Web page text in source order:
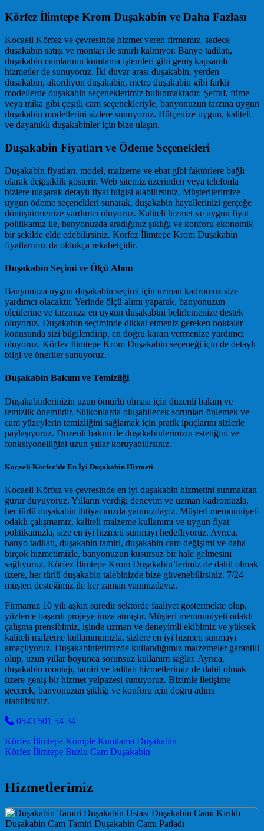
Körfez İlimtepe Krom Duşakabin ve Daha Fazlası
Kocaeli Körfez ve çevresinde hizmet veren firmamız, sadece
duşakabin satışı ve montajı ile sınırlı kalmıyor. Banyo tadilatı,
duşakabin camlarının kumlama işlemleri gibi geniş kapsamlı
hizmetler de sunuyoruz. İki duvar arası duşakabin, yerden
duşakabin, akordiyon duşakabin, metro duşakabin gibi farklı
modellerde duşakabin seçeneklerimiz bulunmaktadır. Şeffaf, füme
veya mika gibi çeşitli cam seçenekleriyle, banyonuzun tarzına uygun
duşakabin modellerini sizlere sunuyoruz. Bütçenize uygun, kaliteli
ve dayanıklı duşakabinler için bize ulaşın.
Duşakabin Fiyatları ve Ödeme Seçenekleri
Duşakabin fiyatları, model, malzeme ve ebat gibi faktörlere bağlı
olarak değişiklik gösterir. Web sitemiz üzerinden veya telefonla
bizlere ulaşarak detaylı fiyat bilgisi alabilirsiniz. Müşterilerimize
uygun ödeme seçenekleri sunarak, duşakabin hayallerinizi gerçeğe
dönüştürmenize yardımcı oluyoruz. Kaliteli hizmet ve uygun fiyat
politikamız ile, banyonuzda aradığınız şıklığı ve konforu ekonomik
bir şekilde elde edebilirsiniz. Körfez İlimtepe Krom Duşakabin
fiyatlarımız da oldukça rekabetçidir.
Duşakabin Seçimi ve Ölçü Alımı
Banyonuza uygun duşakabin seçimi için uzman kadromuz size
yardımcı olacaktır. Yerinde ölçü alımı yaparak, banyonuzun
ölçülerine ve tarzınıza en uygun duşakabini belirlemenize destek
oluyoruz. Duşakabin seçiminde dikkat etmeniz gereken noktalar
konusunda sizi bilgilendirip, en doğru kararı vermenize yardımcı
oluyoruz. Körfez İlimtepe Krom Duşakabin seçeneği için de detaylı
bilgi ve öneriler sunuyoruz.
Duşakabin Bakımı ve Temizliği
Duşakabinlerinizin uzun ömürlü olması için düzenli bakım ve
temizlik önemlidir. Silikonlarda oluşabilecek sorunları önlemek ve
cam yüzeylerin temizliğini sağlamak için pratik ipuçlarını sizlerle
paylaşıyoruz. Düzenli bakım ile duşakabinlerinizin estetiğini ve
fonksiyonelliğini uzun yıllar koruyabilirsiniz.
Kocaeli Körfez’de En İyi Duşakabin Hizmeti
Kocaeli Körfez ve çevresinde en iyi duşakabin hizmetini sunmaktan
gurur duyuyoruz. Yılların verdiği deneyim ve uzman kadromuzla,
her türlü duşakabin ihtiyacınızda yanınızdayız. Müşteri memnuniyeti
odaklı çalışmamız, kaliteli malzeme kullanımı ve uygun fiyat
politikamızla, size en iyi hizmeti sunmayı hedefliyoruz. Ayrıca,
banyo tadilatı, duşakabin tamiri, duşakabin cam değişimi ve daha
birçok hizmetimizle, banyonuzun kusursuz bir hale gelmesini
sağlıyoruz. Körfez İlimtepe Krom Duşakabin’lerimiz de dahil olmak
üzere, her türlü duşakabin talebinizde bize güvenebilirsiniz. 7/24
müşteri desteğimiz ile her zaman yanınızdayız.
Firmamız 10 yılı aşkın süredir sektörde faaliyet göstermekte olup,
yüzlerce başarılı projeye imza atmıştır. Müşteri memnuniyeti odaklı
çalışma prensibimiz, işinde uzman ve deneyimli ekibimiz ve yüksek
kaliteli malzeme kullanımımızla, sizlere en iyi hizmeti sunmayı
amaçlıyoruz. Duşakabinlerimizde kullandığımız malzemeler garantili
olup, uzun yıllar boyunca sorunsuz kullanım sağlar. Ayrıca,
duşakabin montajı, tamiri ve tadilatı hizmetlerimiz de dahil olmak
üzere geniş bir hizmet yelpazesi sunuyoruz. Bizimle iletişime
geçerek, banyonuzun şıklığı ve konforu için doğru adımı
atabilirsiniz.
0543 501 54 34
Post navigation
Körfez İlimtepe Komple Kumlama Duşakabin
Körfez İlimtepe Buzlu Cam Duşakabin
Hizmetlerimiz